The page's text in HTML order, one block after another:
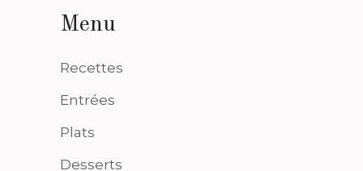
Menu
Recettes
Entrées
Plats
Desserts